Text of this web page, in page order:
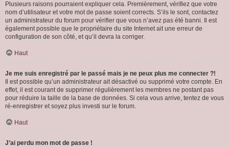
Plusieurs raisons pourraient expliquer cela. Premièrement, vérifiez que votre
nom d’utilisateur et votre mot de passe soient corrects. S’ils le sont, contactez
un administrateur du forum pour vérifier que vous n’avez pas été banni. Il est
également possible que le propriétaire du site Internet ait une erreur de
configuration de son côté, et qu’il devra la corriger.
Haut
Je me suis enregistré par le passé mais je ne peux plus me connecter ?!
Il est possible qu’un administrateur ait désactivé ou supprimé votre compte. En
effet, il est courant de supprimer régulièrement les membres ne postant pas
pour réduire la taille de la base de données. Si cela vous arrive, tentez de vous
ré-enregistrer et soyez plus investi sur le forum.
Haut
J’ai perdu mon mot de passe !